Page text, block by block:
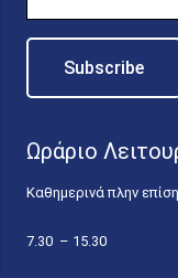
Ωράριο
Καθημερινά πλην
7.30 – 15.30